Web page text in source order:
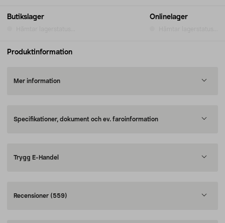
Butikslager Onlinelager
Produktinformation
Mer information
Specifikationer, dokument och ev. faroinformation
Trygg E-Handel
Recensioner (559)